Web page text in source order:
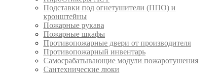
Подставки под огнетушители (ППО) и
кронштейны
Пожарные рукава
Пожарные шкафы
Противопожарные двери от производителя
Противопожарный инвентарь
Самосрабатывающие модули пожаротушения
Сантехнические люки